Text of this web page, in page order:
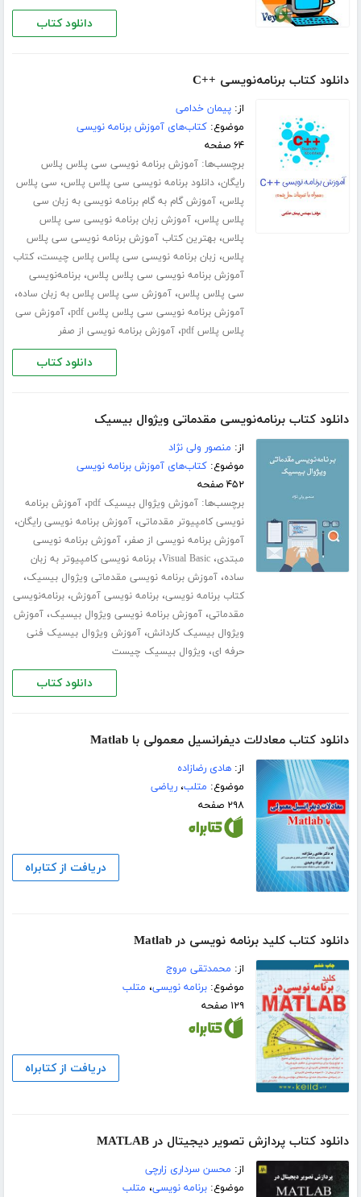
دانلود کتاب
دانلود کتاب برنامه‌نویسی ++C
از:پیمان خدامی
موضوع:کتاب‌های آموزش برنامه نویسی
۶۴ صفحه
برچسب‌ها:آموزش برنامه نویسی سی پلاس پلاس
رایگان،دانلود برنامه نویسی سی پلاس پلاس، سی پلاس
پلاس،آموزش گام به گام برنامه نویسی به زبان سی
پلاس پلاس،آموزش زبان برنامه نویسی سی پلاس
پلاس،بهترین کتاب آموزش برنامه نویسی سی پلاس
پلاس، زبان برنامه نویسی سی پلاس پلاس چیست،کتاب
آموزش برنامه نویسی سی پلاس پلاس،برنامه‌نویسی
سی پلاس پلاس،آموزش سی پلاس پلاس به زبان ساده،
آموزش برنامه نویسی سی پلاس پلاس pdf ،آموزش سی
پلاس پلاس pdf
،آموزش برنامه نویسی از صفر
دانلود کتاب
دانلود کتاب برنامه‌نویسی مقدماتی ویژوال بیسیک
از: منصور ولی نژاد
موضوع:کتاب‌های آموزش برنامه نویسی
۴۵۲ صفحه
برچسب‌ها:آموزش ویژوال بیسیک pdf ،آموزش برنامه
نویسی کامپیوتر مقدماتی،آموزش برنامه نویسی رایگان،
آموزش برنامه نویسی از صفر،آموزش برنامه نویسی
مبتدی،Visual Basic،برنامه نویسی کامپیوتر به زبان
ساده،آموزش برنامه نویسی مقدماتی ویژوال بیسیک،
کتاب برنامه نویسی،برنامه نویسی آموزش،برنامه‌نویسی
مقدماتی،آموزش برنامه نویسی ویژوال بیسیک،آموزش
ویژوال بیسیک کاردانش،آموزش ویژوال بیسیک فنی
حرفه ای، ویژوال بیسیک چیست
دانلود کتاب
دانلود کتاب معادلات دیفرانسیل معمولی با Matlab
از:هادی رضازاده
موضوع: متلب،ریاضی
۲۹۸ صفحه
دریافت از کتابراه
دانلود کتاب کلید برنامه نویسی در Matlab
از: محمدتقی مروج
موضوع:برنامه نویسی، متلب
۱۲۹ صفحه
دریافت از کتابراه
دانلود کتاب پردازش تصویر دیجیتال در MATLAB
از: محسن سرداری زارچی
موضوع:برنامه نویسی، متلب